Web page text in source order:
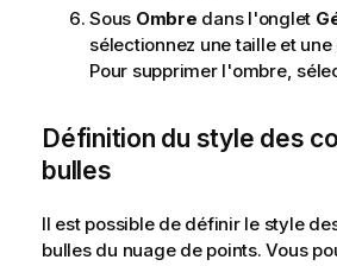
Sous Ombre dans l'onglet
sélectionnez une taille et
Pour supprimer l'ombre,
Définition du style des
bulles
Il est possible de définir le style
bulles du nuage de points. Vous